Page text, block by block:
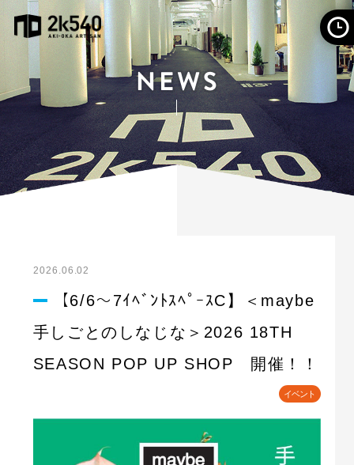
2026.06.02
【6/6～7ｲﾍﾞﾝﾄｽﾍﾟｰｽC】＜maybe
手しごとのしなじな＞2026 18TH
SEASON POP UP SHOP 開催！！
イベント